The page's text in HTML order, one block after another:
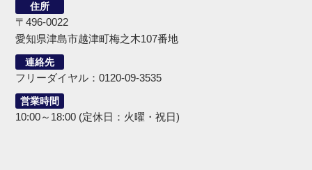
住所
〒496-0022
愛知県津島市越津町梅之木107番地
連絡先
フリーダイヤル：0120-09-3535
営業時間
10:00～18:00 (定休日：火曜・祝日)